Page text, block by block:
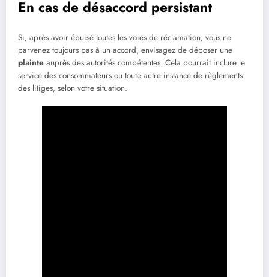
En cas de désaccord persistant
Si, après avoir épuisé toutes les voies de réclamation, vous ne
parvenez toujours pas à un accord, envisagez de déposer une
plainte auprès des autorités compétentes. Cela pourrait inclure le
service des consommateurs ou toute autre instance de règlements
des litiges, selon votre situation.